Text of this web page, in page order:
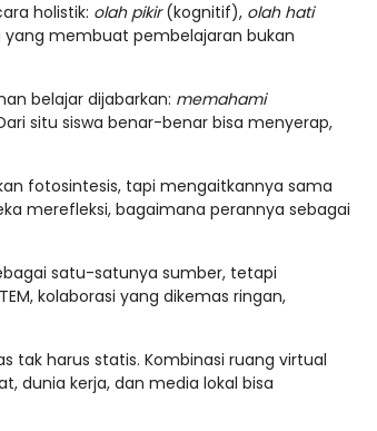
holistik: olah pikir(kognitif), olah hati
membuat pembelajaran bukan
belajar dijabarkan: memahami
situ siswa benar-benar bisa menyerap,
fotosintesis, tapi mengaitkannya sama
merefleksi, bagaimana perannya sebagai
satu-satunya sumber, tetapi
kolaborasi yang dikemas ringan,
tak harus statis. Kombinasi ruang virtual
dunia kerja, dan media lokal bisa